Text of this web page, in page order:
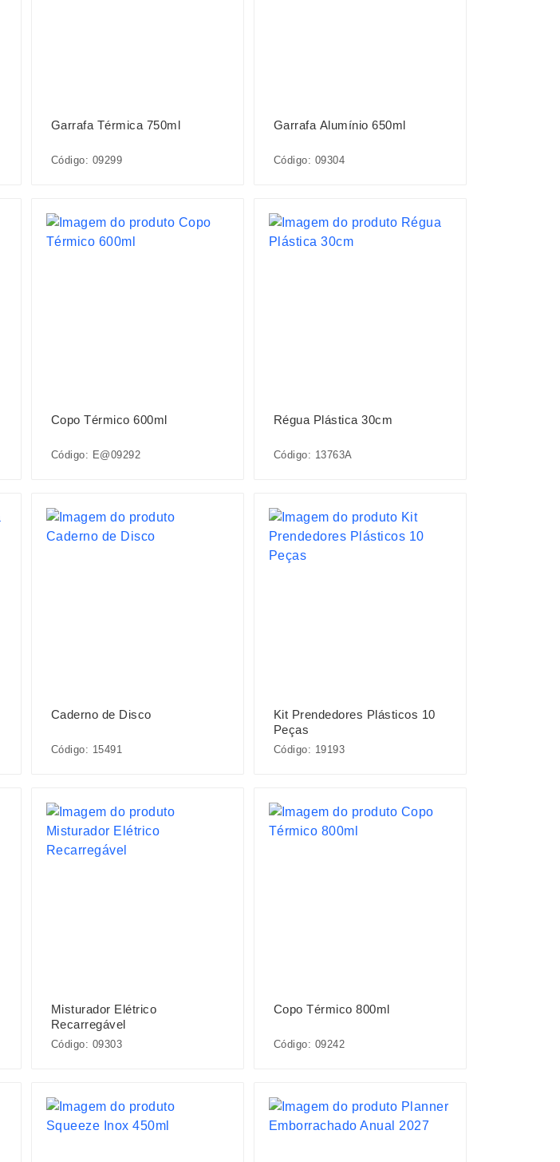
Garrafa Térmica 750ml
Código: 09299
Garrafa Alumínio 650ml
Código: 09304
Copo Térmico 600ml
Código: E@09292
Régua Plástica 30cm
Código: 13763A
Caderno de Disco
Código: 15491
Kit Prendedores Plásticos 10
Peças
Código: 19193
Misturador Elétrico
Recarregável
Código: 09303
Copo Térmico 800ml
Código: 09242